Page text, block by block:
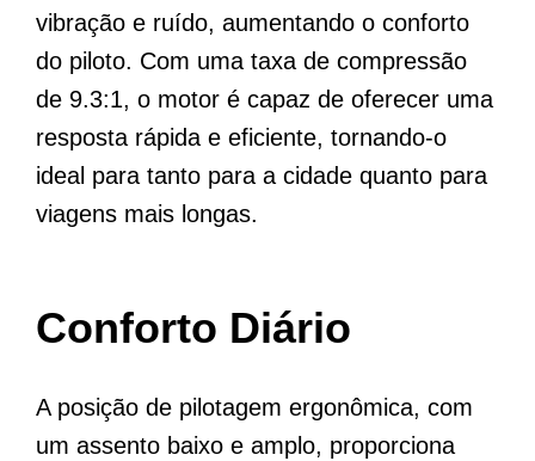
vibração e ruído, aumentando o conforto
do piloto. Com uma taxa de compressão
de 9.3:1, o motor é capaz de oferecer uma
resposta rápida e eficiente, tornando-o
ideal para tanto para a cidade quanto para
viagens mais longas.
Conforto Diário
A posição de pilotagem ergonômica, com
um assento baixo e amplo, proporciona